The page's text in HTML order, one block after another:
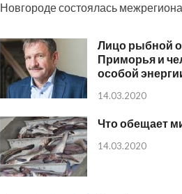
Новгороде состоялась
Лицо рыбной
Приморья и
особой
14.03.2020
Что обещает
14.03.2020